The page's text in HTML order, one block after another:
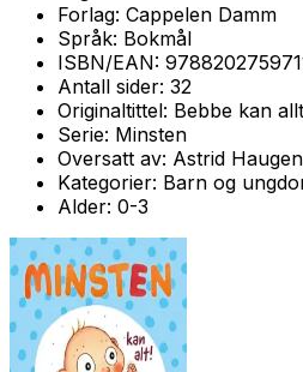
Forlag: Cappelen Damm
Språk: Bokmål
ISBN/EAN:
Antall sider: 32
Originaltittel: Bebbe kan allt
Serie: Minsten
Oversatt av: Astrid Haugen
Kategorier: Barn og
Alder: 0-3